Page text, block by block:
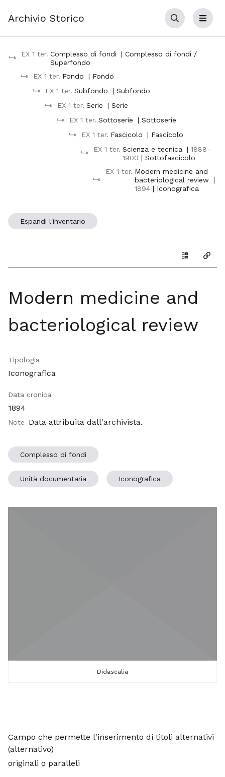
Archivio Storico Cerca Menu
EX 1 ter. Complesso di fondi
| Complesso di fondi /
Superfondo
EX 1 ter. Fondo
| Fondo
EX 1 ter. Subfondo
| Subfondo
EX 1 ter. Serie
| Serie
EX 1 ter. Sottoserie
| Sottoserie
EX 1 ter. Fascicolo
| Fascicolo
EX 1 ter. Scienza e tecnica | 1888-
1900 | Sottofascicolo
EX 1 ter. Modern medicine and
bacteriological review |
1894 | Iconografica
Espandi l'inventario
Genera il
Modern medicine and
bacteriological review
Tipologia
Iconografica
Data cronica
1894
Note Data attribuita dall'archivista.
Complesso di fondi
Unità documentaria Iconografica
Didascalia
Campo che permette l'inserimento di titoli alternativi
(alternativo)
originali o paralleli